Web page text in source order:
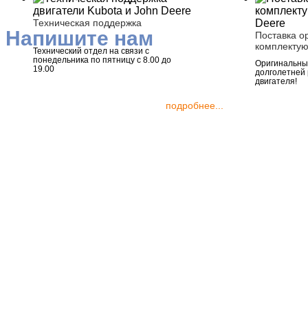
Техническая поддержка
Технический отдел на связи с
понедельника по пятницу с 8.00 до
19.00
подробнее...
Поставка
двигателя!
Напишите нам